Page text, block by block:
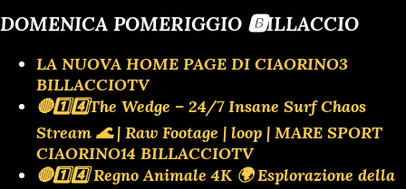
DOMENICA POMERIGGIO 🅱️ILLACCIO
LA NUOVA HOME PAGE DI CIAORINO3
BILLACCIOTV
🔴1️⃣4️⃣The Wedge – 24/7 Insane Surf Chaos
Stream 🌊 | Raw Footage | loop | MARE SPORT
CIAORINO14 BILLACCIOTV
🔴1️⃣4️⃣ Regno Animale 4K 🌍 Esplorazione della